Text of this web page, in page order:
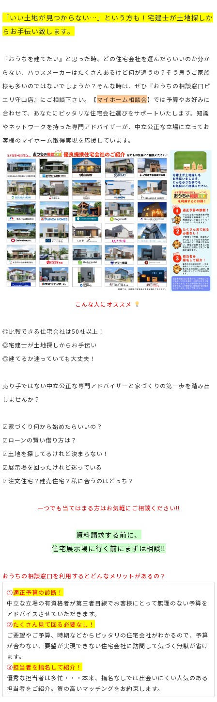
「いい土地が見つからない…」という方も！宅建士が土地探しか
らお手伝い致します。
『おうちを建てたい』と思った時、どの住宅会社を選んだらいいのか分か
らない、ハウスメーカーはたくさんあるけど何が違うの？そう思うご家族
様も多いのではないでしょうか？そんな時は、ぜひ『おうちの相談窓口ピ
エリ守山店』にご相談下さい。
【マイホーム相談会】では予算やお好みに
合わせて、あなたにピッタリな住宅会社選びをサポートいたします。 知識
やネットワークを持った専門アドバイザーが、中立公正な立場に立ってお
客様のマイホーム取得実現を応援しています。
こんな人にオススメ
◎比較できる住宅会社は50社以上！
◎宅建士が土地探しからお手伝い
◎建てるか迷っていても大丈夫！
売り手ではない中立公正な専門アドバイザーと家づくりの第一歩を踏み出
しませんか？
☑家づくり何から始めたらいいの？
☑ローンの賢い借り方は？
☑土地を探してるけれど決まらない！
☑展示場を回ったけれど迷っている
☑注文住宅？建売住宅？私に合うのはどっち？
一つでも当てはまる方はお気軽にご相談ください!!
資料請求する前に、
住宅展示場に行く前にまずは相談‼
おうちの相談窓口を利用すると どんなメリットがあるの？
①適正予算の診断！
中立な立場の有資格者が第三者目線でお客様にとって無理のない予算を
アドバイスさせていただきます。
②たくさん見て回る必要なし！
ご要望やご予算、時期などからピッタリの住宅会社がわかるので、予算
が合わない、要望が実現できない住宅会社に訪問して気づく無駄が省け
ます。
③担当者を指名して紹介！
優秀な担当者は多忙・・・本来、指名なしでは出会いにくい人気のある
担当者をご紹介。 質の高いマッチングをお約束します。